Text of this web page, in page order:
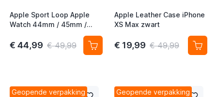
Apple Sport Loop Apple
Watch 44mm / 45mm /
46mm / 49mm Anchor Gray
€ 44,99 € 49,99
Apple Leather Case iPhone
XS Max zwart
€ 19,99 € 49,99
Geopende verpakking Geopende verpakking